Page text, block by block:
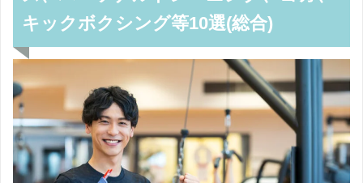
キックボクシング等10選(総合)